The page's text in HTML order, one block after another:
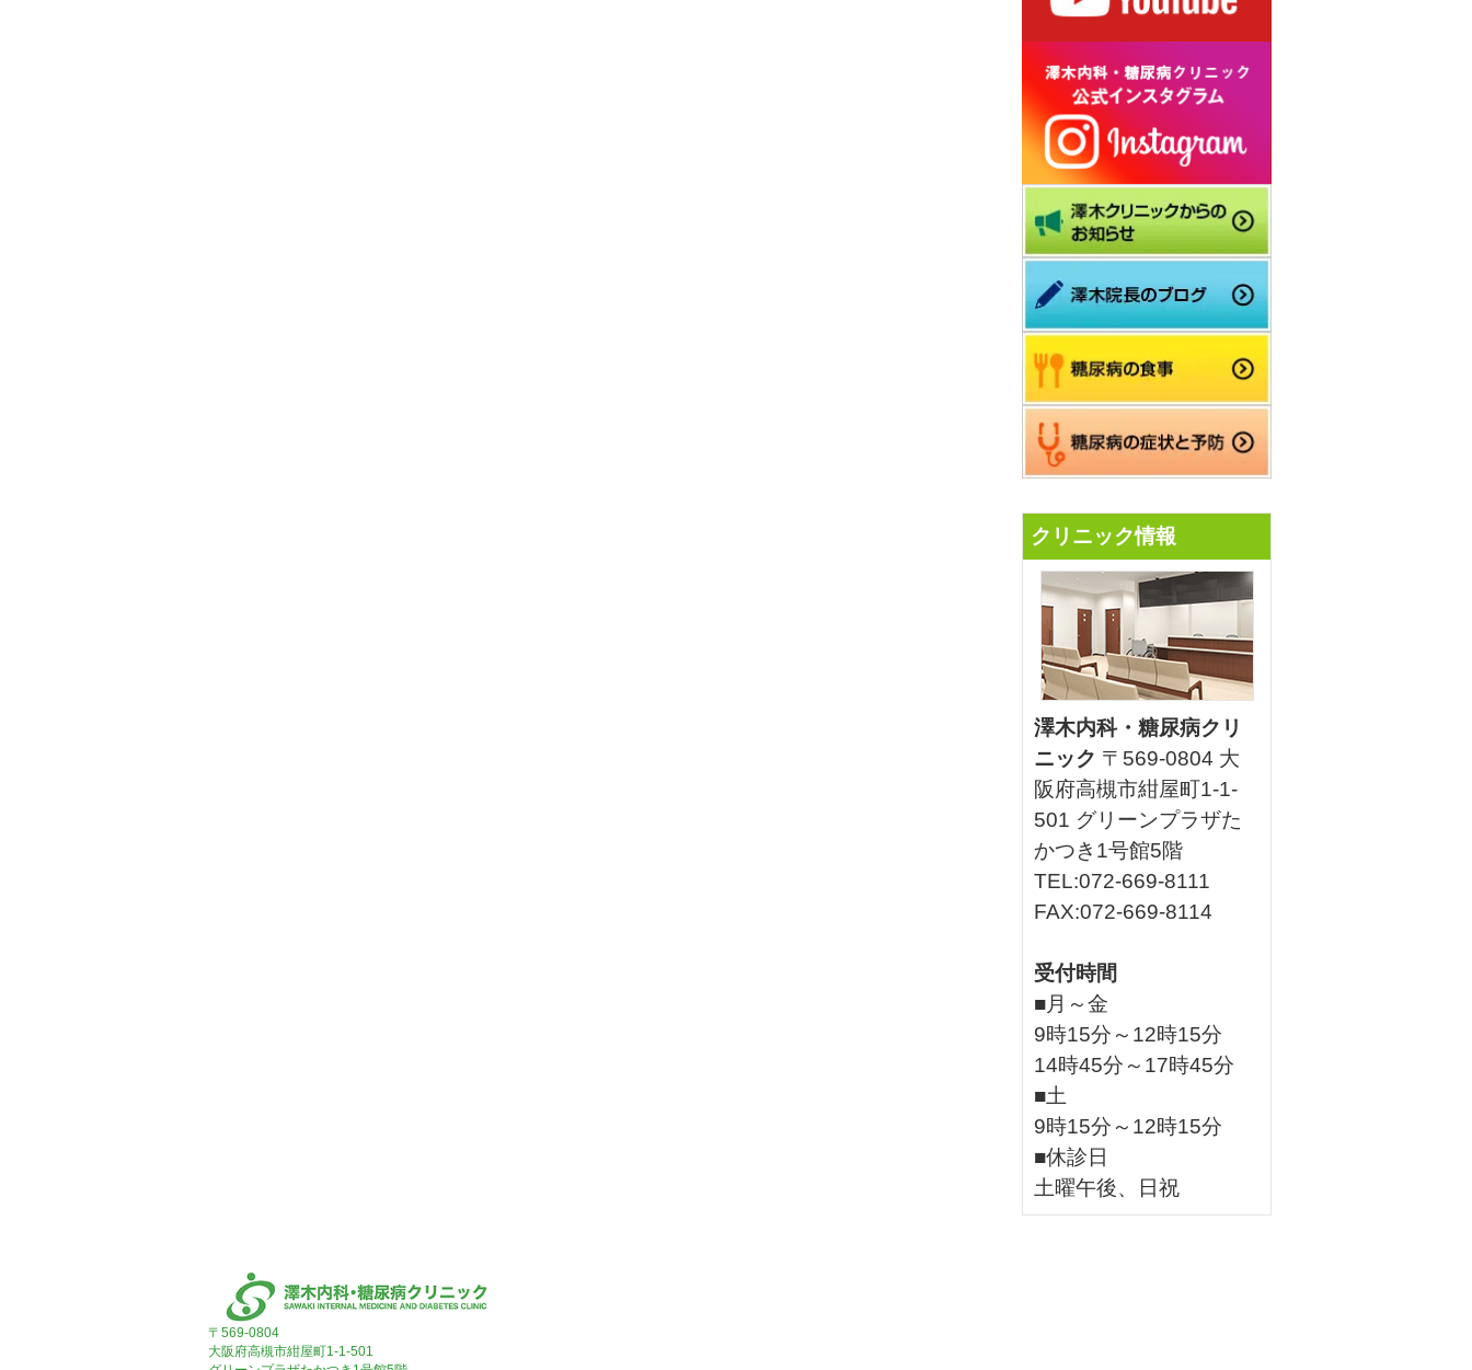
クリニック情報
澤木内科・糖尿病クリ
ニック 〒569-0804 大
阪府高槻市紺屋町1-1-
501 グリーンプラザた
かつき1号館5階
TEL:072-669-8111
FAX:072-669-8114
受付時間
■月～金
9時15分～12時15分
14時45分～17時45分
■土
9時15分～12時15分
■休診日
土曜午後、日祝
〒569-0804
大阪府高槻市紺屋町1-1-501